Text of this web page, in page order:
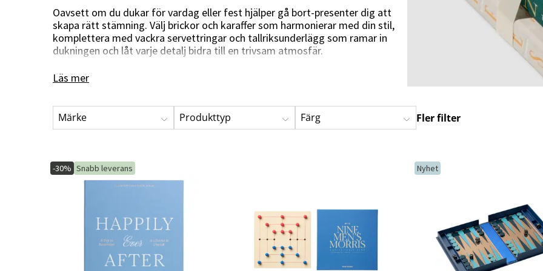
Serveringsvagnar
Bordsskivor
Bordsunderrede
Hängstolar
Hammockdynor
Skötsel & Förvaring
Dynboxar
Oljor & Färg
Rengöringsmedel
Sovrumsmöbler
Sänggavlar
Matgrupper Underhållsprodukter
Badrumsmattor
Konstväxter
Kransar
Blommande kruk- &
Gröna kruk- & hängväxter
Träd
Julgranar
Gå bort-presenter Småförvaring
Oavsett om du dukar för vardag eller fest hjälper gå bort-presenter dig att
skapa rätt stämning. Välj brickor och karaffer som harmonierar med din stil,
komplettera med vackra servettringar och tallriksunderlägg som ramar in
dukningen och låt varje detalj bidra till en trivsam atmosfär.
Högkvalitativa gå bort-presenter gör det enkelt att kombinera praktiska
funktioner med en elegant känsla. Genomtänkta materialval och tidlös design
Skapa en personlig och inbjudande dukning där varje detalj får ta plats och där
Läs mer
Märke Produkttyp Färg Fler filter
-30% Snabb leverans Nyhet